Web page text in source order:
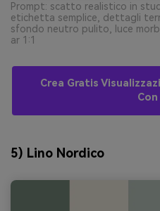
Prompt: scatto realistico in
etichetta semplice, dettagli
sfondo neutro pulito, luce
ar 1:1
Crea Gratis
Con
5) Lino Nordico